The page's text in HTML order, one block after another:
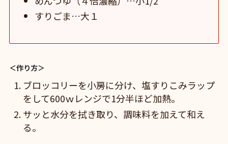
すりごま…大１
＜作り方＞
ブロッコリーを小房に分け、塩すりこみラップ
をして600ｗレンジで1分半ほど加熱。
サッと水分を拭き取り、調味料を加えて和え
る。